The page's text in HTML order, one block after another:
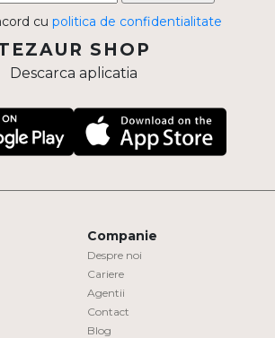
cu politica de confidentialitate
SHOP
Descarca aplicatia
Companie
Despre noi
Cariere
Agentii
Contact
Blog